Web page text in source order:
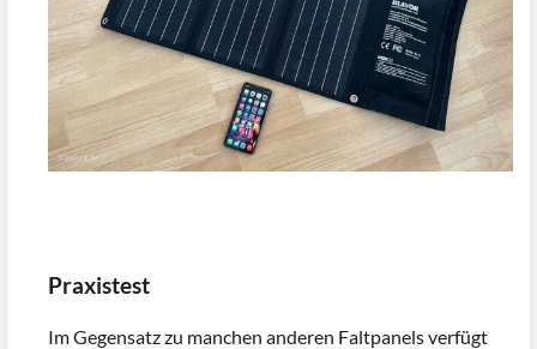
Praxistest
Im Gegensatz zu manchen anderen Faltpanels verfügt